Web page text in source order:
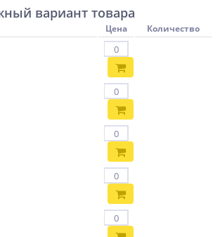
вариант товара
Цена
Количество